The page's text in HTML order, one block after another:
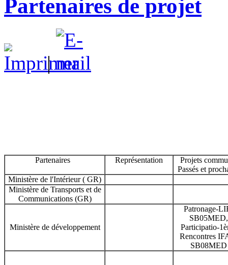
Partenaires de projet
|
Partenaires Représentation
Projets
Passés et
Ministère de l'Intérieur ( GR)
Ministère de Transports et de
Communications (GR)
Ministère de développement
Patronage-
SB05MED,
Participatio-
Rencontres
SB08MED